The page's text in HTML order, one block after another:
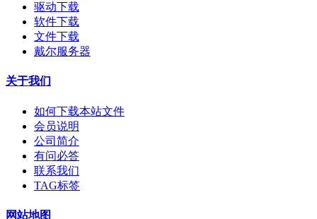
驱动下载
软件下载
文件下载
戴尔服务器
关于我们
如何下载本站文件
会员说明
公司简介
有问必答
联系我们
TAG标签
网站地图